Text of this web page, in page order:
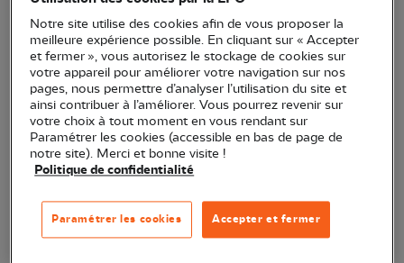
Notre site utilise des cookies afin de vous proposer la
meilleure expérience possible. En cliquant sur « Accepter
et fermer », vous autorisez le stockage de cookies sur
votre appareil pour améliorer votre navigation sur nos
pages, nous permettre d’analyser l’utilisation du site et
ainsi contribuer à l’améliorer. Vous pourrez revenir sur
votre choix à tout moment en vous rendant sur
Paramétrer les cookies (accessible en bas de page de
notre site). Merci et bonne visite !
Politique de confidentialité
Accepter et fermer
Paramétrer les cookies